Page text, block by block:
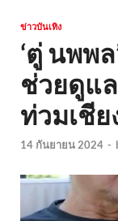
ข่าวบันเทิง
‘ตู่ นพพ
ช่วยดูแ
ท่วมเชีย
14 กันยายน 2024 -